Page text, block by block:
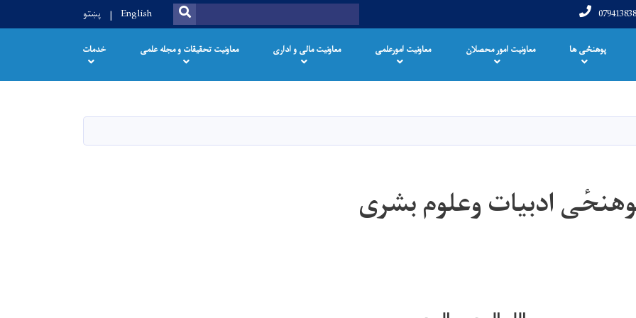
content
SEARCH
English پښتو
پوهنځی ها معاونیت امور محصلان معاونیت امورعلمی معاونیت مالی و اداری معاونیت تحقیقات و مجله علمی خدمات
ادبیات وعلوم بشری